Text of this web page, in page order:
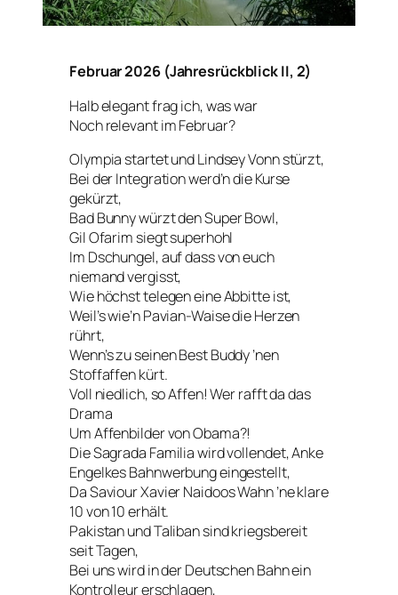
Februar 2026 (Jahresrückblick II, 2)
Halb elegant frag ich, was war
Noch relevant im Februar?
Olympia startet und Lindsey Vonn stürzt,
Bei der Integration werd’n die Kurse
gekürzt,
Bad Bunny würzt den Super Bowl,
Gil Ofarim siegt superhohl
Im Dschungel, auf dass von euch
niemand vergisst,
Wie höchst telegen eine Abbitte ist,
Weil’s wie’n Pavian-Waise die Herzen
rührt,
Wenn’s zu seinen Best Buddy ’nen
Stoffaffen kürt.
Voll niedlich, so Affen! Wer rafft da das
Drama
Um Affenbilder von Obama?!
Die Sagrada Familia wird vollendet, Anke
Engelkes Bahnwerbung eingestellt,
Da Saviour Xavier Naidoos Wahn ’ne klare
10 von 10 erhält.
Pakistan und Taliban sind kriegsbereit
seit Tagen,
Bei uns wird in der Deutschen Bahn ein
Kontrolleur erschlagen,